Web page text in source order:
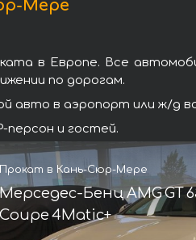
Мере
в Европе. Все
по дорогам.
авто в аэропорт или ж/д
и гостей.
Прокат в Кань-Сюр-Мере
Бенц AMG GT
Coupe 4Matic+